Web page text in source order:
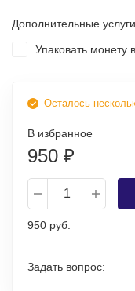
Дополнительные
Упаковать монету
Осталось
В избранное
950 ₽
950 руб.
Задать вопрос: